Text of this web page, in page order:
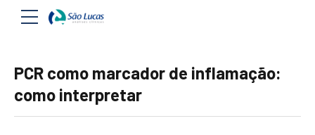
PCR como marcador de inflamação:
como interpretar